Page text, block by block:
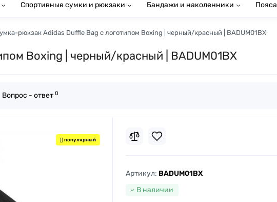
Спортивные сумки и рюкзаки Бандажи и наколенники Пояса
рюкзак Adidas Duffle Bag с логотипом Boxing | черный/красный | BADUM01BX
Boxing | черный/красный | BADUM01BX
Вопрос - ответ 0
популярный
Артикул: BADUM01BX
В наличии